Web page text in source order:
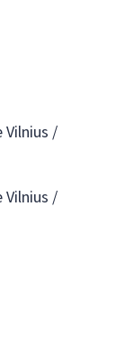
/
Vilnius /